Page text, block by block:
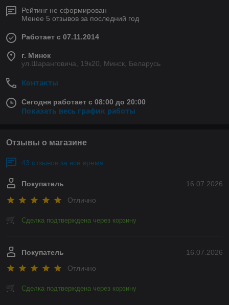
Рейтинг не сформирован
Менее 5 отзывов за последний год
Работает с 07.11.2014
г. Минск
ул.Шаранговича, 19к20, Минск, Беларусь
Контакты
Сегодня работает с 08:00 до 20:00
Показать весь график работы
Отзывы о магазине
43 отзывов за всё время
16.07.2026
Покупатель
Отлично
Сделка подтверждена через корзину
16.07.2026
Покупатель
Отлично
Сделка подтверждена через корзину